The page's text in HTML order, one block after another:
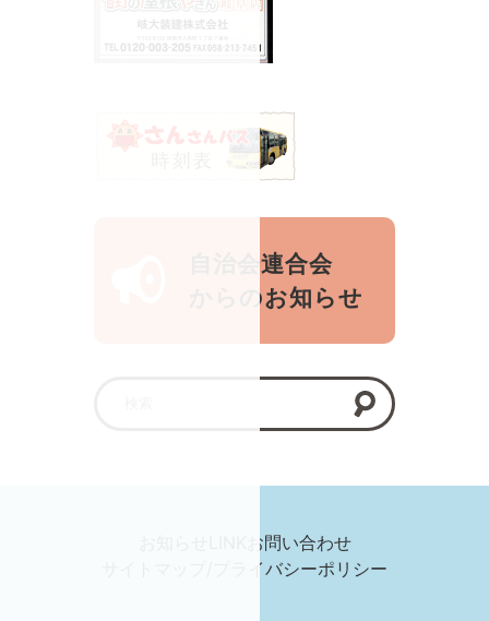
自治会連合会
からのお知らせ
お問い合わせ
サイトマップ/プライバシーポリシー